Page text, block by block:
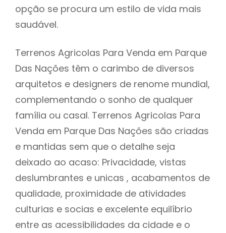
opção se procura um estilo de vida mais
saudável.
Terrenos Agricolas Para Venda em Parque
Das Nações têm o carimbo de diversos
arquitetos e designers de renome mundial,
complementando o sonho de qualquer
família ou casal. Terrenos Agricolas Para
Venda em Parque Das Nações são criadas
e mantidas sem que o detalhe seja
deixado ao acaso: Privacidade, vistas
deslumbrantes e unicas , acabamentos de
qualidade, proximidade de atividades
culturias e socias e excelente equilíbrio
entre as acessibilidades da cidade e o